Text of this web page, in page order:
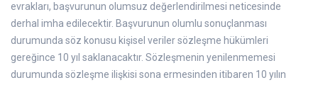
evrakları, başvurunun olumsuz değerlendirilmesi neticesinde
derhal imha edilecektir. Başvurunun olumlu sonuçlanması
durumunda söz konusu kişisel veriler sözleşme hükümleri
gereğince 10 yıl saklanacaktır. Sözleşmenin yenilenmemesi
durumunda sözleşme ilişkisi sona ermesinden itibaren 10 yılın